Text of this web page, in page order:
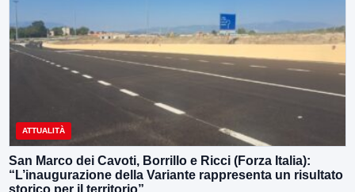
ATTUALITÀ
San Marco dei Cavoti, Borrillo e Ricci (Forza Italia):
“L’inaugurazione della Variante rappresenta un risultato